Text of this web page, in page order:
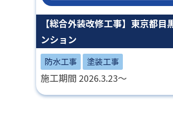
【総合外装改修工事】東京都目
ンション
防水工事 塗装工事
施工期間 2026.3.23～